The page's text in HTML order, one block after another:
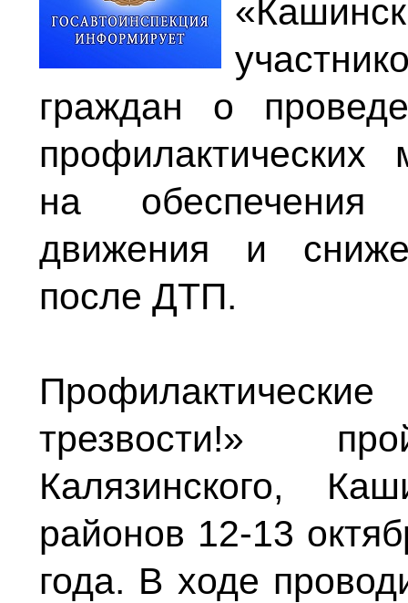
граждан о
профилактических
на обеспечения
движения и
после ДТП.
трезвости!»
Калязинского,
районов 12-13
года. В ходе